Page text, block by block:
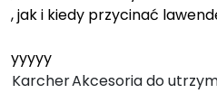
, jak i kiedy przycinać
yyyyy
KarcherAkcesoria do